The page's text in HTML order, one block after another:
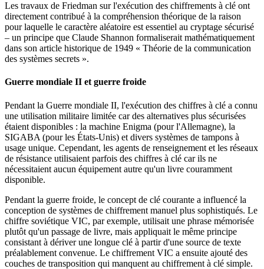
Les travaux de Friedman sur l'exécution des chiffrements à clé ont
directement contribué à la compréhension théorique de la raison
pour laquelle le caractère aléatoire est essentiel au cryptage sécurisé
– un principe que Claude Shannon formaliserait mathématiquement
dans son article historique de 1949 « Théorie de la communication
des systèmes secrets ».
Guerre mondiale II et guerre froide
Pendant la Guerre mondiale II, l'exécution des chiffres à clé a connu
une utilisation militaire limitée car des alternatives plus sécurisées
étaient disponibles : la machine Enigma (pour l'Allemagne), la
SIGABA (pour les États-Unis) et divers systèmes de tampons à
usage unique. Cependant, les agents de renseignement et les réseaux
de résistance utilisaient parfois des chiffres à clé car ils ne
nécessitaient aucun équipement autre qu'un livre couramment
disponible.
Pendant la guerre froide, le concept de clé courante a influencé la
conception de systèmes de chiffrement manuel plus sophistiqués. Le
chiffre soviétique VIC, par exemple, utilisait une phrase mémorisée
plutôt qu'un passage de livre, mais appliquait le même principe
consistant à dériver une longue clé à partir d'une source de texte
préalablement convenue. Le chiffrement VIC a ensuite ajouté des
couches de transposition qui manquent au chiffrement à clé simple.